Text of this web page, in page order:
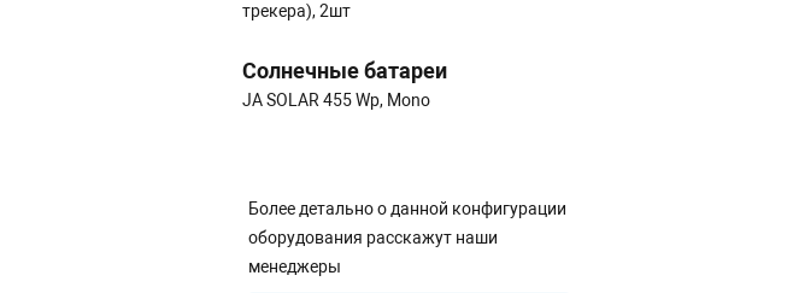
трекера), 2шт
Солнечные батареи
JA SOLAR 455 Wp, Mono
Более детально о данной конфигурации
оборудования расскажут наши
менеджеры